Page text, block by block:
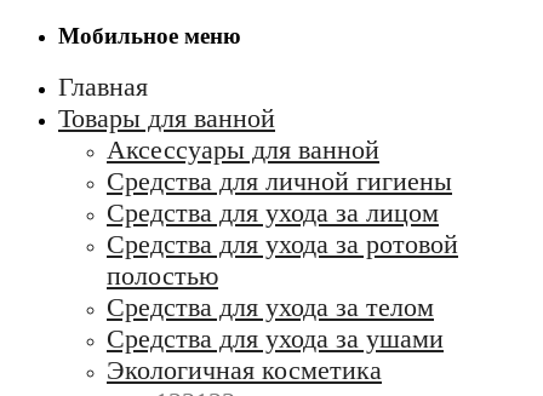
Мобильное меню
Главная
Товары для ванной
Аксессуары для ванной
Средства для личной гигиены
Средства для ухода за лицом
Средства для ухода за ротовой
полостью
Средства для ухода за телом
Средства для ухода за ушами
Экологичная косметика